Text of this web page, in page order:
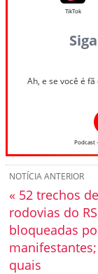
TikTok
Ah, e se você é
Podcast
NOTÍCIA ANTERIOR
« 52 trechos de
rodovias do
bloqueadas
quais